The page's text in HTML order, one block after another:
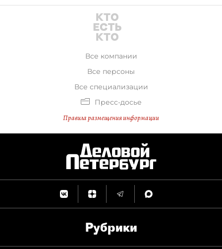
Все компании
Все персоны
Все специализации
Пресс-досье
Правила размещения информации
Рубрики